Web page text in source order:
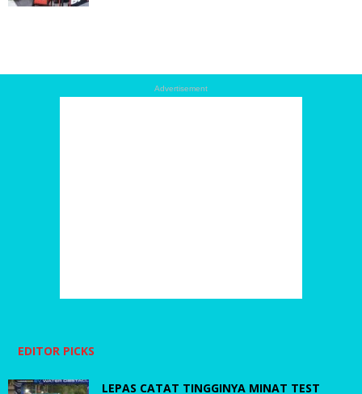
Advertisement
EDITOR PICKS
LEPAS CATAT TINGGINYA MINAT TEST